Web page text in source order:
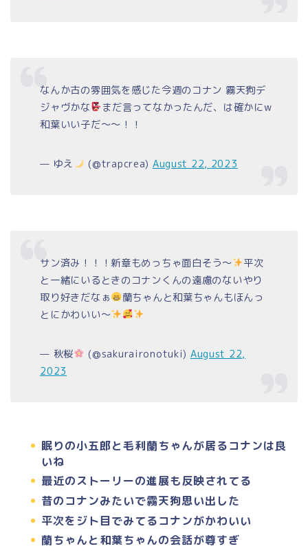
なんか古の雰囲気を感じた今週のコナン 霧天狗デ
ジャヴかな
まだ言ってなかったんだ、は確かにw
和葉いい子だ〜〜！！
— ゆえ (@trapcrea) August 22, 2023
サン済み！！！新章もめっちゃ面白そう〜
平次
と一緒にいるときのコナンくんの遠慮のないやり
取り好きだなぁ
蘭ちゃんと和葉ちゃんもほんっ
とにかわいい〜
— 秋桜 (@sakuraironotuki) August 22,
2023
眠りの小五郎と毛利蘭ちゃんが居るコナンは良
いね
最近のストーリーの進展も反映されてる
昔のコナンみたいで霧天狗思い出した
平次をジト目でみてるコナンがかわいい
蘭ちゃんと和葉ちゃんの会話が尊すぎ